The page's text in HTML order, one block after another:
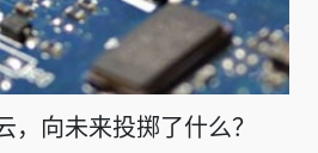
，向未来投掷了什么？